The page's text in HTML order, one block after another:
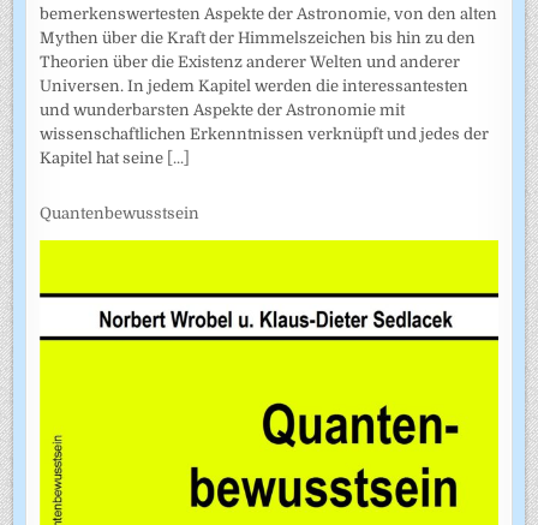
bemerkenswertesten Aspekte der Astronomie, von den alten
Mythen über die Kraft der Himmelszeichen bis hin zu den
Theorien über die Existenz anderer Welten und anderer
Universen. In jedem Kapitel werden die interessantesten
und wunderbarsten Aspekte der Astronomie mit
wissenschaftlichen Erkenntnissen verknüpft und jedes der
Kapitel hat seine [...]
Quantenbewusstsein